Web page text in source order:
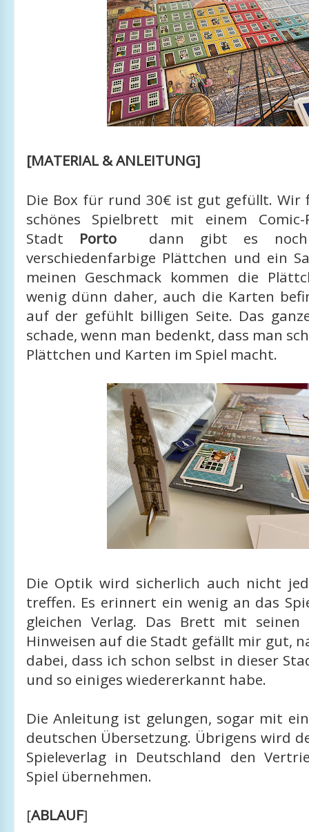
[MATERIAL & ANLEITUNG]
Die Box für rund 30€ ist gut gefüllt. Wir
schönes Spielbrett mit einem Comic-
Stadt Porto dann gibt es noch
verschiedenfarbige Plättchen und ein
meinen Geschmack kommen die
wenig dünn daher, auch die Karten
auf der gefühlt billigen Seite. Das
schade, wenn man bedenkt, dass man
Plättchen und Karten im Spiel macht.
Die Optik wird sicherlich auch nicht
treffen. Es erinnert ein wenig an das
gleichen Verlag. Das Brett mit seinen
Hinweisen auf die Stadt gefällt mir gut,
dabei, dass ich schon selbst in dieser
und so einiges wiedererkannt habe.
Die Anleitung ist gelungen, sogar mit
deutschen Übersetzung. Übrigens wird
Spieleverlag in Deutschland den
Spiel übernehmen.
[ABLAUF]